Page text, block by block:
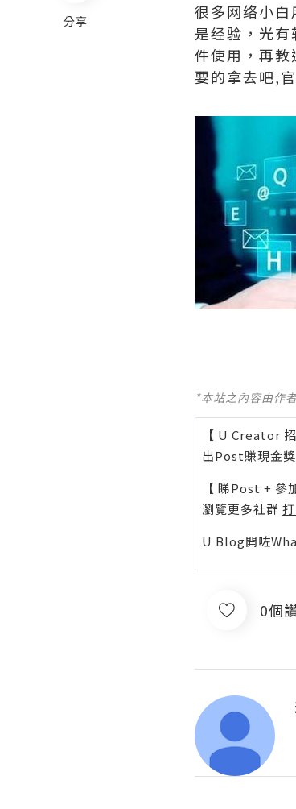
分享
很多网络小
是经验，光
件使用，再
要的拿去吧,
*本站之內容由作
【 U Creator 招
出Post賺現金
【 睇Post + 參
瀏覽更多社群
U Blog開咗
0個